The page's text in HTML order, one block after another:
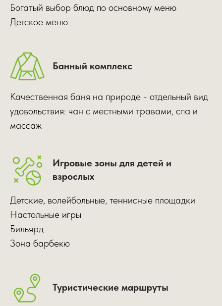
Богатый выбор блюд по основному меню
Детское меню
Банный комплекс
Качественная баня на природе - отдельный вид
удовольствия: чан с местными травами, спа и
массаж
Игровые зоны для детей и
взрослых
Детские, волейбольные, теннисные площадки
Настольные игры
Бильярд
Зона барбекю
Туристические маршруты